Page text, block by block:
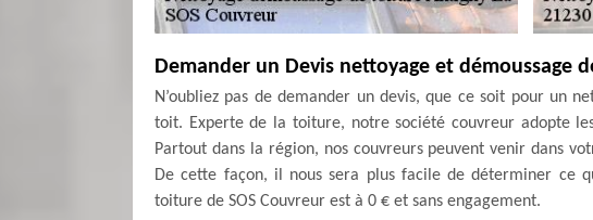
Demander un Devis nettoyage et démoussage
N’oubliez pas de demander un devis, que ce soit pour un
toit. Experte de la toiture, notre société couvreur adopte
Partout dans la région, nos couvreurs peuvent venir dans
De cette façon, il nous sera plus facile de déterminer ce
toiture de SOS Couvreur est à 0 € et sans engagement.